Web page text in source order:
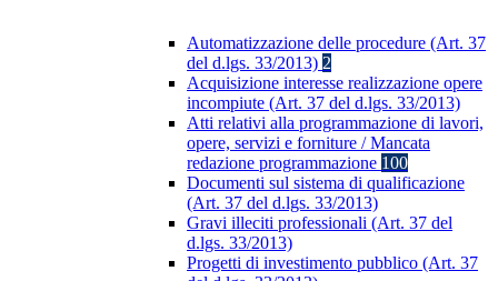
Automatizzazione delle procedure (Art. 37
del d.lgs. 33/2013) 2
Acquisizione interesse realizzazione opere
incompiute (Art. 37 del d.lgs. 33/2013)
Atti relativi alla programmazione di lavori,
opere, servizi e forniture / Mancata
redazione programmazione 100
Documenti sul sistema di qualificazione
(Art. 37 del d.lgs. 33/2013)
Gravi illeciti professionali (Art. 37 del
d.lgs. 33/2013)
Progetti di investimento pubblico (Art. 37